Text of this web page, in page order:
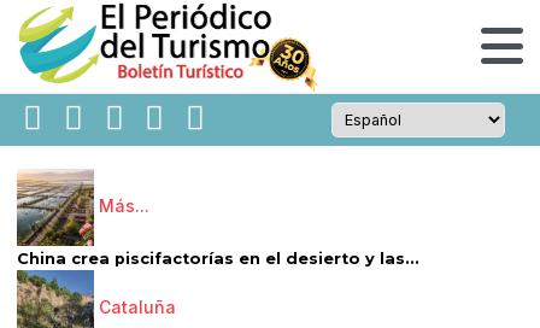
Más...
China crea piscifactorías en el desierto y las...
Cataluña